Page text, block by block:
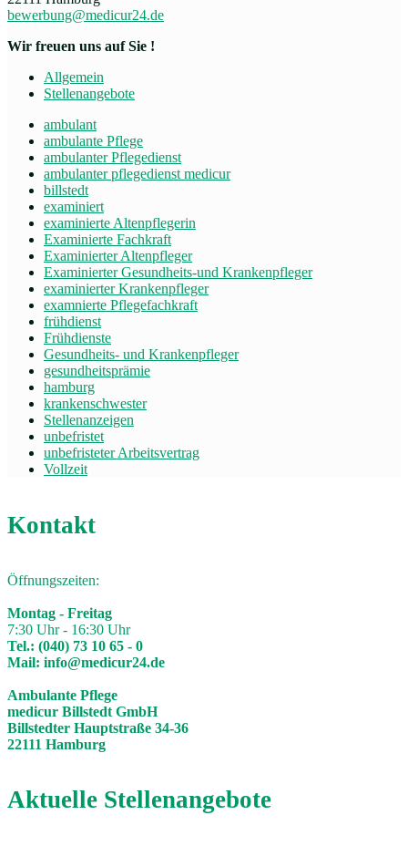
bewerbung@medicur24.de
Wir freuen uns auf Sie !
Allgemein
Stellenangebote
ambulant
ambulante Pflege
ambulanter Pflegedienst
ambulanter pflegedienst medicur
billstedt
examiniert
examinierte Altenpflegerin
Examinierte Fachkraft
Examinierter Altenpfleger
Examinierter Gesundheits-und Krankenpfleger
examinierter Krankenpfleger
examnierte Pflegefachkraft
frühdienst
Frühdienste
Gesundheits- und Krankenpfleger
gesundheitsprämie
hamburg
krankenschwester
Stellenanzeigen
unbefristet
unbefristeter Arbeitsvertrag
Vollzeit
Kontakt
Öffnungszeiten:
Montag - Freitag
7:30 Uhr - 16:30 Uhr
Tel.: (040) 73 10 65 - 0
Mail: info@medicur24.de
Ambulante Pflege
medicur Billstedt GmbH
Billstedter Hauptstraße 34-36
22111 Hamburg
Aktuelle Stellenangebote